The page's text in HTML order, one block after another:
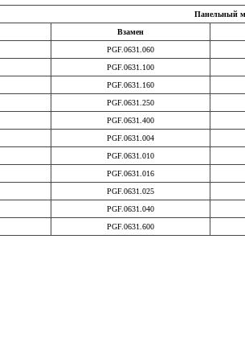
Панельный
Взамен
PGF.0631.060
PGF.0631.100
PGF.0631.160
PGF.0631.250
PGF.0631.400
PGF.0631.004
PGF.0631.010
PGF.0631.016
PGF.0631.025
PGF.0631.040
PGF.0631.600